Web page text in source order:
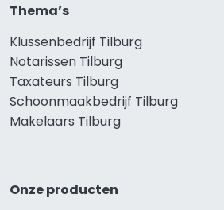
Thema’s
Klussenbedrijf Tilburg
Notarissen Tilburg
Taxateurs Tilburg
Schoonmaakbedrijf Tilburg
Makelaars Tilburg
Onze producten